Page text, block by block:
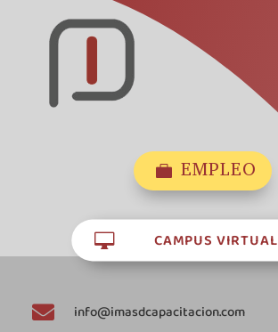
 EMPLEO
 CAMPUS VIRTUAL
 info@imasdcapacitacion.com